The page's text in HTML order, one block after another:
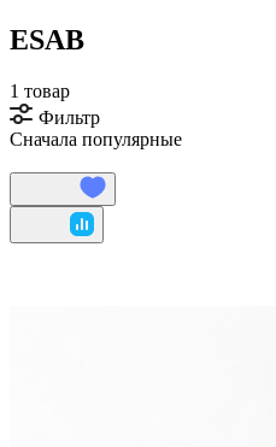
ESAB
1 товар
Фильтр
Сначала популярные